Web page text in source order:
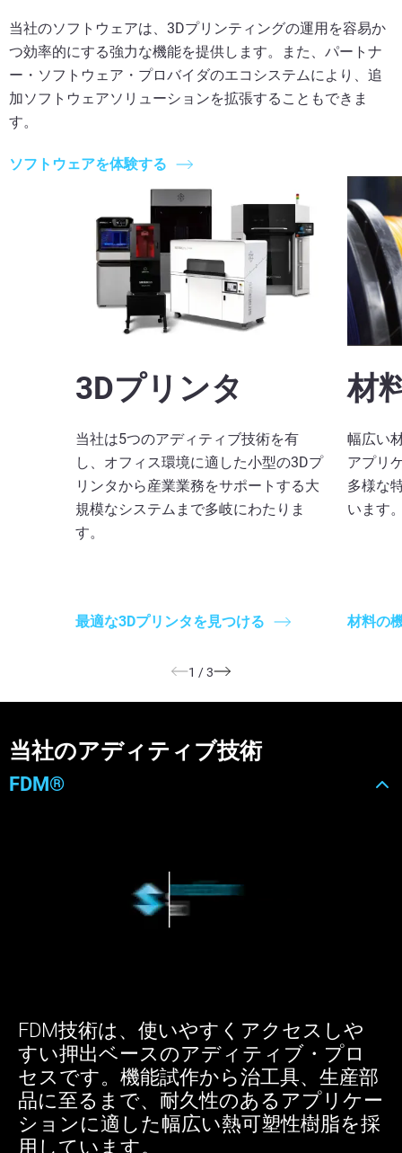
当社のソフトウェアは、3Dプリンティングの運用を容易か
つ効率的にする強力な機能を提供します。また、パートナ
ー・ソフトウェア・プロバイダのエコシステムにより、追
加ソフトウェアソリューションを拡張することもできま
す。
ソフトウェアを体験する
3Dプリンタ
当社は5つのアディティブ技術を有
し、オフィス環境に適した小型の3Dプ
リンタから産業業務をサポートする大
規模なシステムまで多岐にわたりま
す。
最適な3Dプリンタを見つける
材
幅広い
アプリ
多様な
います
材料の
1 /3
当社のアディティブ技術
FDM®
FDM技術は、使いやすくアクセスしや
すい押出ベースのアディティブ・プロ
セスです。機能試作から治工具、生産部
品に至るまで、耐久性のあるアプリケー
ションに適した幅広い熱可塑性樹脂を採
用しています。